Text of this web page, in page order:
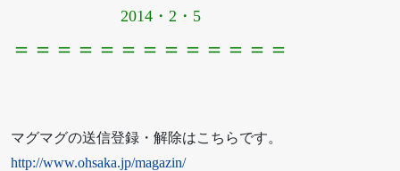
2014・2・5
＝＝＝＝＝＝＝＝＝＝＝＝＝
マグマグの送信登録・解除はこちらです。
http://www.ohsaka.jp/magazin/